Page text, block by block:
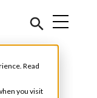
Read
you visit